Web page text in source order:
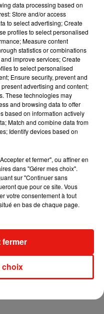
les collèges et les
Concernant les
se rendre une journée par
cap sur la vaccination
elle sera élargie à tous les
du 15 mai, à tous les
vitesse" a-t'il ajouté.
" la propagation d'une
Macron faisait référence
clip
data processing based on
Store and/or access
to select advertising; Create
profiles to select personalised
Measure content
statistics or combinations
improve services; Create
to select personalised
Ensure security, prevent and
advertising and content;
These technologies may
and browsing data to offer
based on information actively
Match and combine data from
Identify devices based on
et fermer", ou affiner en
dans "Gérer mes choix".
sur "Continuer sans
que pour ce site. Vous
votre consentement à tout
en bas de chaque page.
choix